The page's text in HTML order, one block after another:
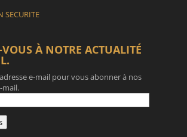
SECURITE
À NOTRE ACTUALITÉ
e-mail pour vous abonner à nos
mail.